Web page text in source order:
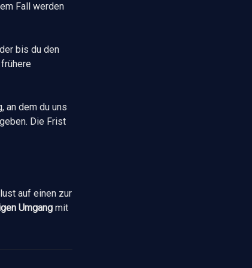
Fall werden
bis du den
an dem du uns
Die Frist
auf einen zur
Umgang mit